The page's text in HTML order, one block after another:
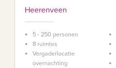
Heerenveen
5 - 250 personen
8 ruimtes
Vergaderlocatie
overnachting